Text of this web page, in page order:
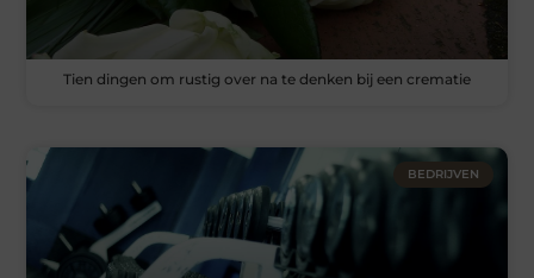
Tien dingen om rustig over na te denken bij een crematie
BEDRIJVEN